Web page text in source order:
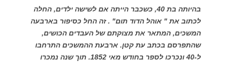
בהיותה בת 40, כשכבר הייתה אם לשישה ילדים, החלה
לכתוב את " אוהל הדוד תום" . זה החל כסיפור בארבעה
המשכים, המתאר את מצוקתם של העבדים הכושים,
שהתפרסם בכתב עת קטן. ארבעת ההמשכים התרחבו
ל-40 ונכרכו לספר בחודש מאי 1852. תוך שנה נמכרו